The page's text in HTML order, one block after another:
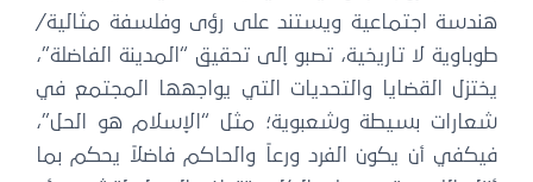
هندسة اجتماعية ويستند على رؤى وفلسفة مثالية/
طوباوية لا تاريخية، تصبو إلى تحقيق “المدينة الفاضلة”،
يختزل القضايا والتحديات التي يواجهها المجتمع في
شعارات بسيطة وشعبوية؛ مثل “الإسلام هو الحل”،
فيكفي أن يكون الفرد ورعاً والحاكم فاضلاً يحكم بما